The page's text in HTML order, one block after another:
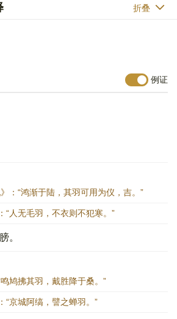
折叠
例证
》：“鸿渐于陆，其羽可用为仪，吉。”
“人无毛羽，不衣则不犯寒。”
。
鸣鸠拂其羽，戴胜降于桑。”
“京城阿缟，譬之蝉羽。”